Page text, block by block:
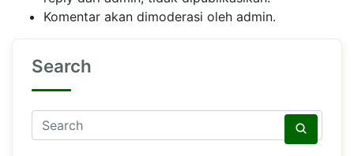
Komentar akan dimoderasi oleh admin.
Search